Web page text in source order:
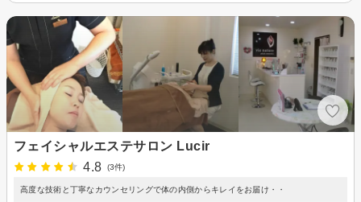
フェイシャルエステサロン Lucir
4.8
(3件)
高度な技術と丁寧なカウンセリングで体の内側からキレイをお届け・・